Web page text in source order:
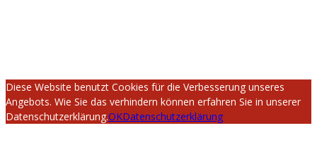
Diese Website benutzt Cookies für die Verbesserung unseres
Angebots. Wie Sie das verhindern können erfahren Sie in unserer
Datenschutzerklärung.OKDatenschutzerklärung